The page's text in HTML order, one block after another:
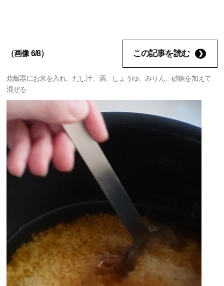
（画像 6/8） この記事を読む
炊飯器にお米を入れ、だし汁、酒、しょうゆ、みりん、砂糖を加えて
混ぜる